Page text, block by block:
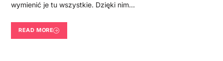
wymienić je tu wszystkie. Dzięki nim…
READ MORE